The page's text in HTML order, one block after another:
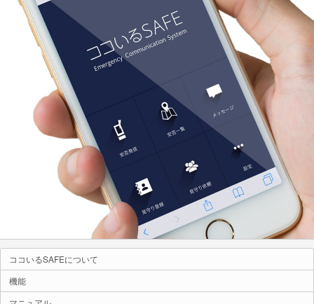
ココいるSAFEについて
機能